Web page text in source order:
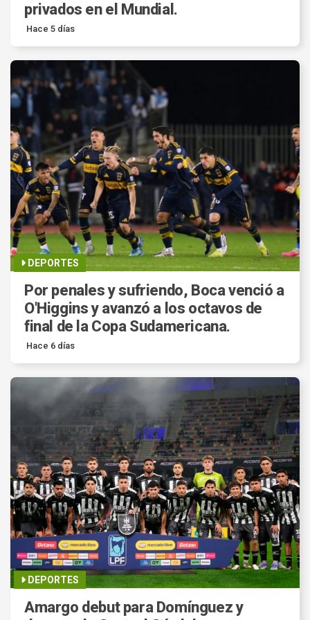
privados en el Mundial.
Hace 5 días
DEPORTES
Por penales y sufriendo, Boca venció a
O'Higgins y avanzó a los octavos de
final de la Copa Sudamericana.
Hace 6 días
DEPORTES
Amargo debut para Domínguez y